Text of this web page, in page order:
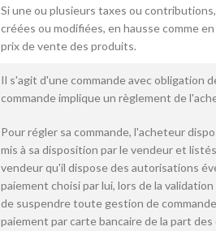
Si une ou plusieurs taxes ou
créées ou modifiées, en hausse comme
prix de vente des produits.
Il s'agit d'une commande avec obligation
commande implique un règlement de
Pour régler sa commande, l'acheteur
mis à sa disposition par le vendeur et
vendeur qu'il dispose des autorisations
paiement choisi par lui, lors de la
de suspendre toute gestion de
paiement par carte bancaire de la part